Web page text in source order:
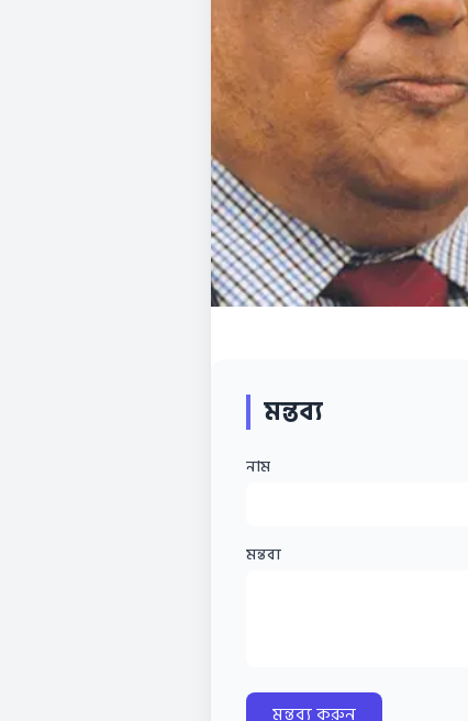
মন্তব্য
নাম
মন্তব্য
মন্তব্য করুন